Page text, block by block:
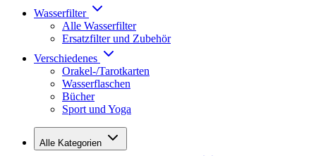
Wasserfilter
Alle Wasserfilter
Ersatzfilter und Zubehör
Verschiedenes
Orakel-/Tarotkarten
Wasserflaschen
Bücher
Sport und Yoga
Alle Kategorien